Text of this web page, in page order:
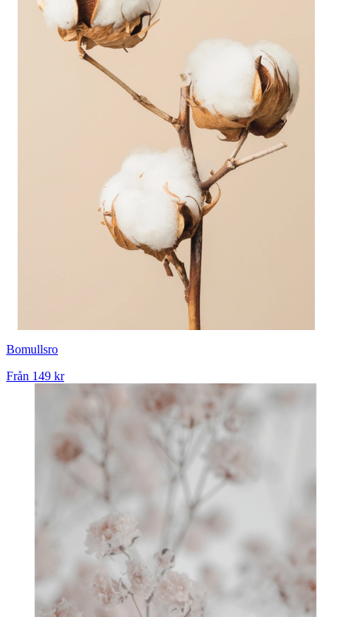
Bomullsro
Från 149 kr